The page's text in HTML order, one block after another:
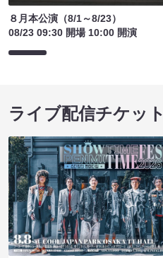
８月本公演（8/1～8/23）
08/23 09:30 開場 10:00 開演
ライブ配信チケット